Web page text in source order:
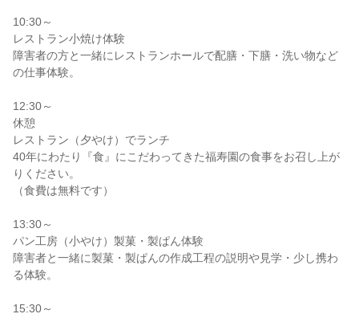
10:30～
レストラン小焼け体験
障害者の方と一緒にレストランホールで配膳・下膳・洗い物など
の仕事体験。
12:30～
休憩
レストラン（夕やけ）でランチ
40年にわたり『食』にこだわってきた福寿園の食事をお召し上が
りください。
（食費は無料です）
13:30～
パン工房（小やけ）製菓・製ぱん体験
障害者と一緒に製菓・製ぱんの作成工程の説明や見学・少し携わ
る体験。
15:30～